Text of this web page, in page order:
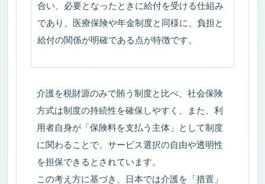
医療・介護従事者の心が軽くなるエピソード集 Episode
医療・介護従事者の心が軽くなるエピソード集 Episode
制度は同じ。運用は別物。 ケアマネが知っている4+1自
治体の話
ケアマネジャー実務編 ※ケアマネジャー向け
合い、必要となったときに給付を受ける仕組み
であり、医療保険や年金制度と同様に、負担と
給付の関係が明確である点が特徴です。
介護を税財源のみで賄う制度と比べ、社会保険
方式は制度の持続性を確保しやすく、また、利
用者自身が「保険料を支払う主体」として制度
に関わることで、サービス選択の自由や透明性
を担保できるとされています。
この考え方に基づき、日本では介護を「措置」